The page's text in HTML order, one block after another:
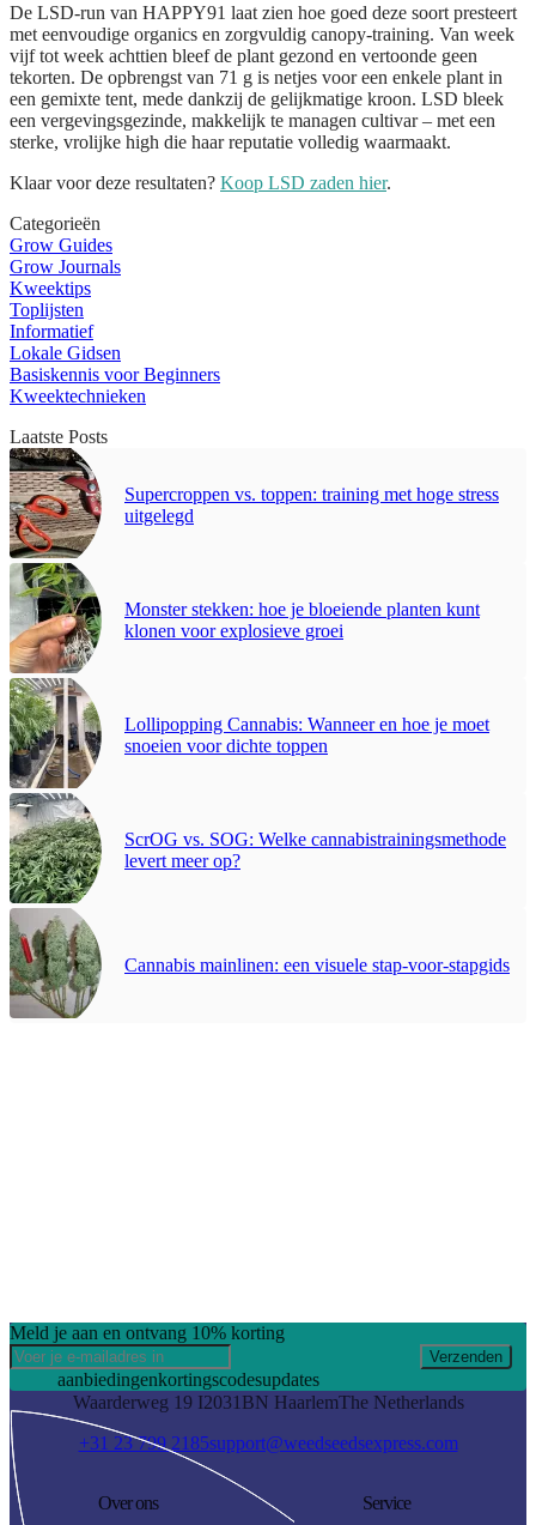
De LSD-run van HAPPY91 laat zien hoe goed deze soort presteert
met eenvoudige organics en zorgvuldig canopy-training. Van week
vijf tot week achttien bleef de plant gezond en vertoonde geen
tekorten. De opbrengst van 71 g is netjes voor een enkele plant in
een gemixte tent, mede dankzij de gelijkmatige kroon. LSD bleek
een vergevingsgezinde, makkelijk te managen cultivar – met een
sterke, vrolijke high die haar reputatie volledig waarmaakt.
Klaar voor deze resultaten? Koop LSD zaden hier.
Categorieën
Grow Guides
Grow Journals
Kweektips
Toplijsten
Informatief
Lokale Gidsen
Basiskennis voor Beginners
Kweektechnieken
Laatste Posts
Supercroppen vs. toppen: training met hoge stress
uitgelegd
Monster stekken: hoe je bloeiende planten kunt
klonen voor explosieve groei
Lollipopping Cannabis: Wanneer en hoe je moet
snoeien voor dichte toppen
ScrOG vs. SOG: Welke cannabistrainingsmethode
levert meer op?
Cannabis mainlinen: een visuele stap-voor-stapgids
Meld je aan en ontvang 10% korting
Verzenden
aanbiedingenkortingscodesupdates
Waarderweg 19 I2031BN HaarlemThe Netherlands
+31 23 799 2185support@weedseedsexpress.com
Over ons Service